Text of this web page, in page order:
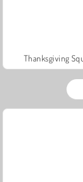
Thanksgiving